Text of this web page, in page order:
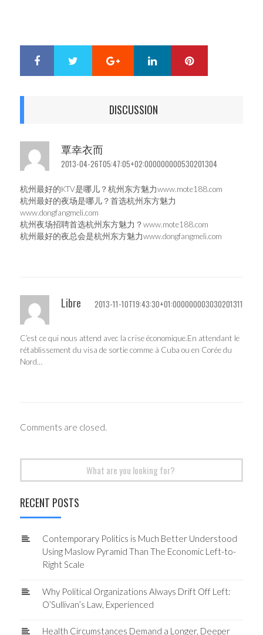
Google+ LinkedIn
DISCUSSION
覃幸衣而
2013-04-26T05:47:05+02:000000000530201304
杭州最好的KTV是哪儿？杭州东方魅力www.mote188.com
杭州最好的夜场是哪儿？首选杭州东方魅力
www.dongfangmeli.com
杭州夜场招聘首选杭州东方魅力？www.mote188.com
杭州最好的夜总会是杭州东方魅力www.dongfangmeli.com
Libre 2013-11-10T19:43:30+01:000000003030201311
C’est ce qui nous attend avec la crise économique.En attendant le
rétablissement du visa de sortie comme à Cuba ou en Corée du
Nord…
Comments are closed.
RECENT POSTS
Contemporary Politics is Much Better Understood
Using Maslow Pyramid Than The Economic Left-to-
Right Scale
Why Political Organizations Always Drift Off Left:
O’Sullivan’s Law, Experienced
Health Circumstances Demand a Longer, Deeper